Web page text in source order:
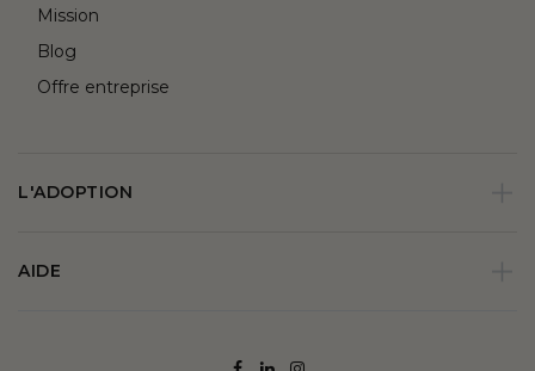
Mission
Blog
Offre entreprise
L'ADOPTION
AIDE